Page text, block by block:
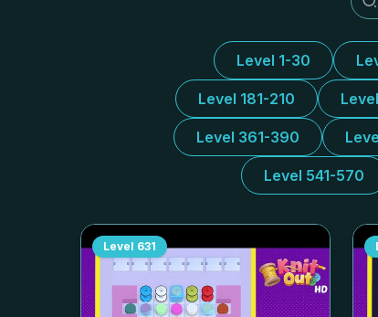
Level 1-30
Level 181-210
Level 361-390
Level 541-570
Level 631